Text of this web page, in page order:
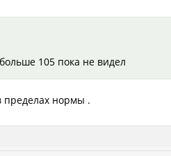
105 пока не видел
пределах нормы .